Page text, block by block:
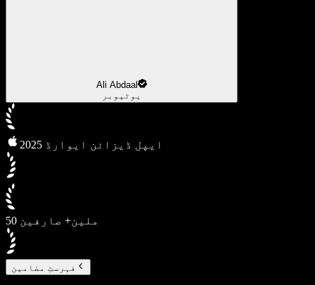
Ali Abdaal
یوٹیوبر
2025 ایپل ڈیزائن ایوارڈ
50 ملین+ صارفین
فہرستِ مضامین